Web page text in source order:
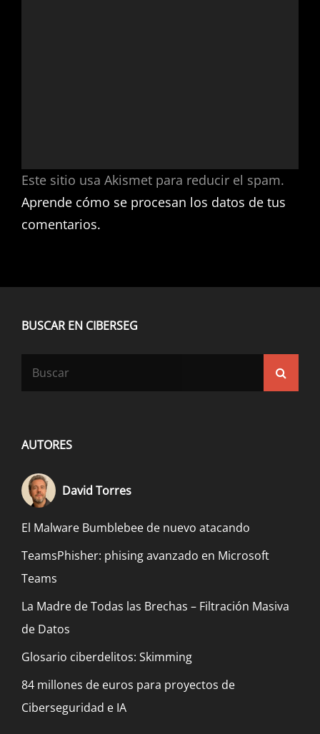
Este sitio usa Akismet para reducir el spam.
Aprende cómo se procesan los datos de tus
comentarios.
BUSCAR EN CIBERSEG
AUTORES
David Torres
El Malware Bumblebee de nuevo atacando
TeamsPhisher: phising avanzado en Microsoft
Teams
La Madre de Todas las Brechas – Filtración Masiva
de Datos
Glosario ciberdelitos: Skimming
84 millones de euros para proyectos de
Ciberseguridad e IA